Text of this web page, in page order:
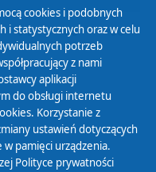
04 05 06
cookies i podobnych
i statystycznych oraz w celu
potrzeb
z nami
aplikacji
do obsługi internetu
Korzystanie z
ustawień dotyczących
w pamięci urządzenia.
Polityce prywatności